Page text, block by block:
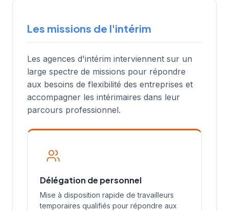
Les missions de l'intérim
Les agences d'intérim interviennent sur un
large spectre de missions pour répondre
aux besoins de flexibilité des entreprises et
accompagner les intérimaires dans leur
parcours professionnel.
Délégation de personnel
Mise à disposition rapide de travailleurs
temporaires qualifiés pour répondre aux